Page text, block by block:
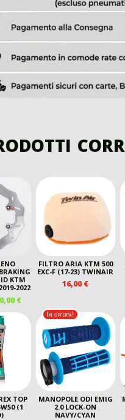
KTM
2022
€.
€IL
PREZZO
ATTUALE
80,00 €.
FILTRO ARIA KTM 500
EXC-F (17-23) TWINAIR
16,00€
TOP
(1
In offerta!
MANOPOLE ODI EMIG
2.0 LOCK-ON
NAVY/CYAN